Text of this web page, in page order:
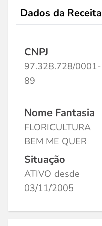
Dados da Receita
CNPJ
97.328.728/0001-
89
Nome Fantasia
FLORICULTURA
BEM ME QUER
Situação
ATIVO desde
03/11/2005